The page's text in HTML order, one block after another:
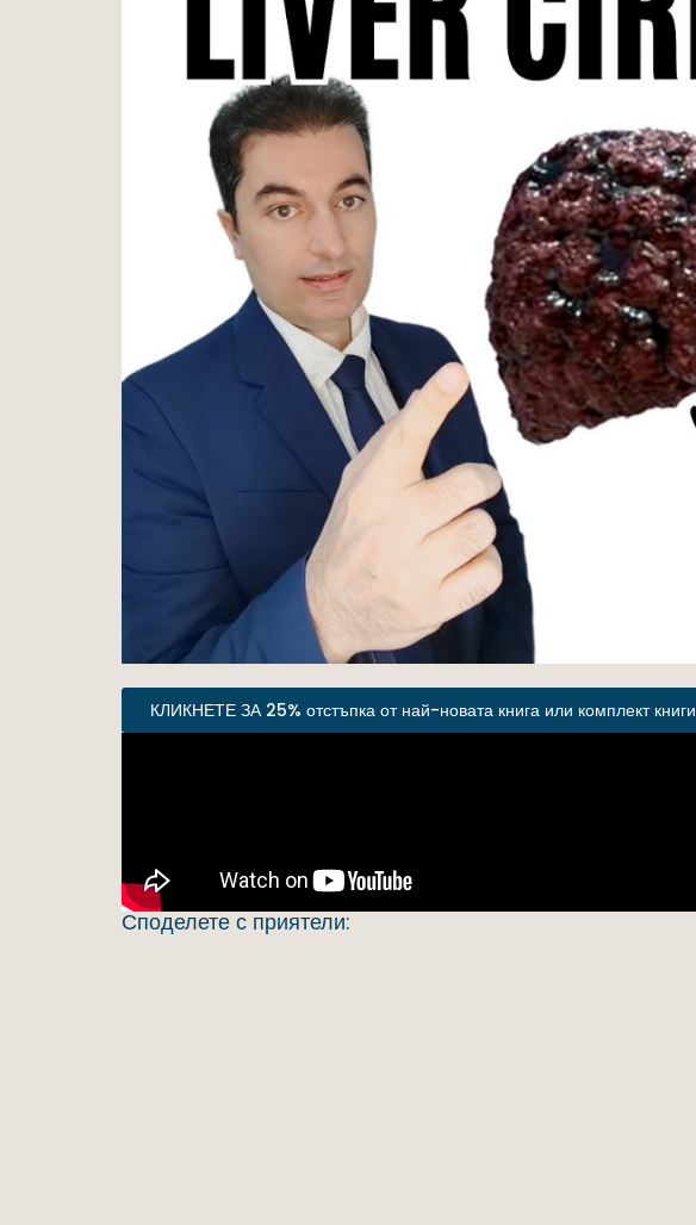
КЛИКНЕТЕ ЗА 25% отстъпка от най-новата книга или комплект книги
Споделете с приятели: